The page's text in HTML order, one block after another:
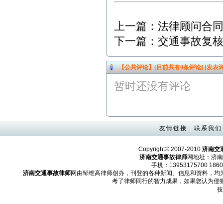
上一篇： 法律顾问合同
下一篇： 交通事故复
【公共评论】[目前共有0条评论][发表
暂时还没有评论
友情链接 联系我们
Copyright© 2007-2010 济南交
济南交通事故律师网地址：济
手机：13953175700
济南交通事故律师网由邹维高律师创办，刊登的各种新闻、信息和资料，均
考了律师同行的智力成果，如果您认为侵